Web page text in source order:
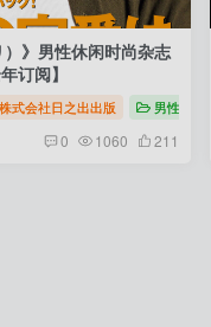
生活杂志
》男性休闲时尚杂志
订阅】
株式会社日之出出版 男性时尚
0 1060 211